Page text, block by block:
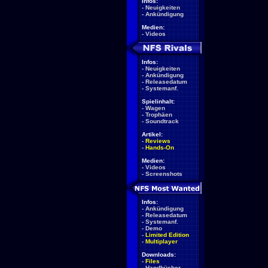
- Neuigkeiten
- Ankündigung
Medien:
- Videos
Infos:
- Neuigkeiten
- Ankündigung
- Releasedatum
- Systemanf.
Spielinhalt:
- Wagen
- Trophäen
- Soundtrack
Artikel:
- Reviews
- Hands-On
Medien:
- Videos
- Screenshots
Infos:
- Ankündigung
- Releasedatum
- Systemanf.
- Demo
- Limited Edition
- Multiplayer
Downloads:
- Files